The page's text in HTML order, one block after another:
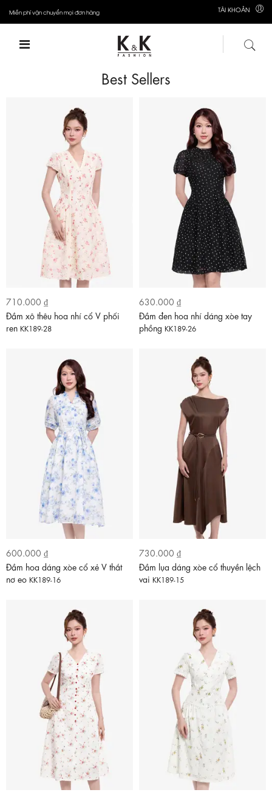
Miễn phí vận chuyển mọi đơn hàng TÀI KHOẢN
Best Sellers
710.000 ₫
Đầm xô thêu hoa nhí cổ V phối
ren KK189-28
630.000 ₫
Đầm đen hoa nhí dáng xòe tay
phồng KK189-26
600.000 ₫
Đầm hoa dáng xòe cổ xẻ V thắt
nơ eo KK189-16
730.000 ₫
Đầm lụa dáng xòe cổ thuyền lệch
vai KK189-15